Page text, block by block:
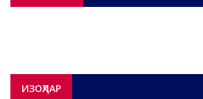
ИЗОҲЛАР